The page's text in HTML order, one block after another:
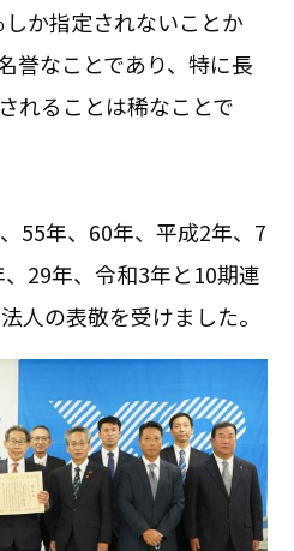
か指定されないことか
誉なことであり、特に長
れることは稀なことで
55年、60年、平成2年、7
29年、令和3年と10期連
人の表敬を受けました。